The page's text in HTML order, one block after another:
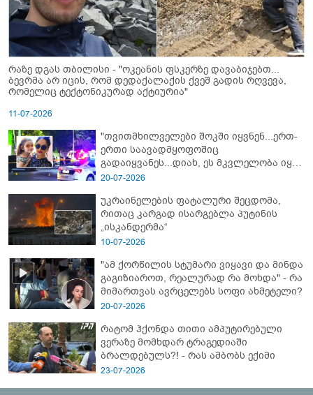
რაზე დგას თბილისი - "ოკეანის ფსკერზე დავაბიჯებთ...
ბევრმა არ იცის, რომ დედაქალაქის ქვეშ გადის რღვევა,
რომელიც ტექტონიკურად აქტიურია"
11-07-2026
"თვითმხილველები შოკში იყვნენ...ერთ-
ერთი საავადმყოფოშიც
გადაიყვანეს...დიახ, ეს მკვლელობა იყო"
- გორში დატრიალებული ტრაგედიის
20-07-2026
უკრაინელების ფატალური შეცდომა,
რითაც კარგად ისარგებლა პუტინის
„ისკანდერმა“
10-07-2026
"ამ ქორწილის სტუმარი ვიყავი და მინდა
გაგიზიაროთ, რეალურად რა მოხდა" - რა
მიმართვას ავრცელებს სოფი ახმეტელი?
20-07-2026
რატომ ჰქონდა თითი ამპუტირებული
ვერაზე მომხდარ ტრაგედიაში
ბრალდებულს?! - რას ამბობს ექიმი
23-07-2026